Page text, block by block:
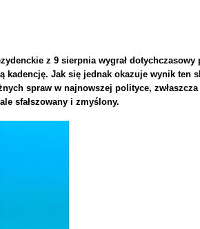
z 9 sierpnia wygrał dotychczasowy
Jak się jednak okazuje wynik ten
spraw w najnowszej polityce,
sfałszowany i zmyślony.